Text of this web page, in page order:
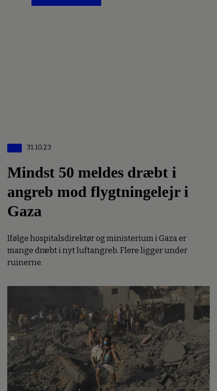
31.10.23
Mindst 50 meldes dræbt i
angreb mod flygtningelejr i
Gaza
Ifølge hospitalsdirektør og ministerium i Gaza er
mange dræbt i nyt luftangreb. Flere ligger under
ruinerne.